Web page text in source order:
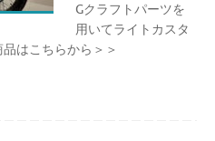
Gクラフトパーツを
用いてライトカスタ
はこちらから＞＞